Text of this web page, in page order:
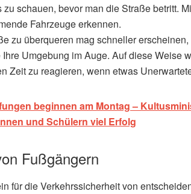
schauen, bevor man die Straße betritt.
Fahrzeuge erkennen.
zu überqueren mag schneller
Umgebung im Auge. Auf diese Weise
Zeit zu reagieren, wenn etwas
beginnen am Montag –
und Schülern viel Erfolg
Fußgängern
für die Verkehrssicherheit von